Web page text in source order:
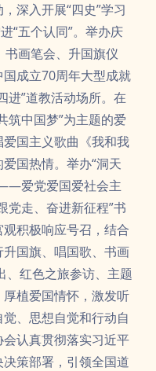
深入开展“四史”学习
“五个认同”。举办庆
画笔会、升国旗仪
成立70周年大型成就
进”道教活动场所。在
筑中国梦”为主题的爱
国主义歌曲《我和我
国热情。举办“洞天
爱党爱国爱社会主
党走、奋进新征程”书
积极响应号召，结合
国旗、唱国歌、书画
、红色之旅参访、主题
植爱国情怀，激发听
、思想自觉和行动自
认真贯彻落实习近平
策部署，引领全国道